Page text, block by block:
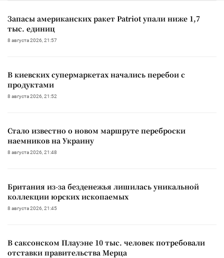
Запасы американских ракет Patriot упали ниже 1,7
тыс. единиц
8 августа 2026, 21:57
В киевских супермаркетах начались перебои с
продуктами
8 августа 2026, 21:52
Стало известно о новом маршруте переброски
наемников на Украину
8 августа 2026, 21:48
Британия из-за безденежья лишилась уникальной
коллекции юрских ископаемых
8 августа 2026, 21:45
В саксонском Плауэне 10 тыс. человек потребовали
отставки правительства Мерца